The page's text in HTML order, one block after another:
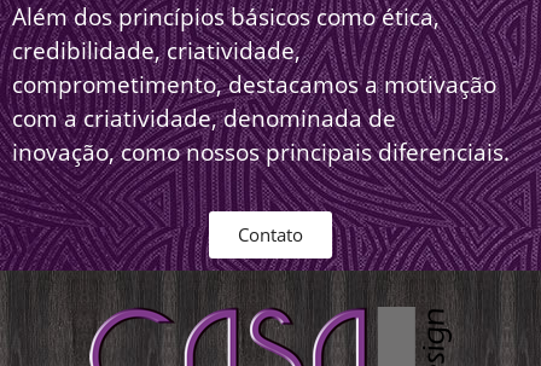
Além dos princípios básicos como ética,
credibilidade, criatividade,
comprometimento, destacamos a motivação
com a criatividade, denominada de
inovação, como nossos principais diferenciais.
Contato